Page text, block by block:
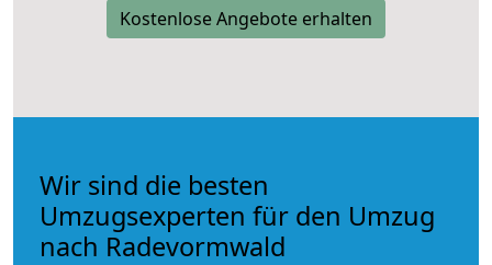
Kostenlose Angebote erhalten
Wir sind die besten
Umzugsexperten für den Umzug
nach Radevormwald